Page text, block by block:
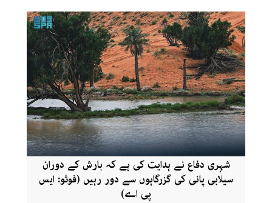
شہری دفاع نے ہدایت کی ہے کہ بارش کے دوران
سیلابی پانی کی گزرگاہوں سے دور رہیں (فوٹو: ایس
پی اے)